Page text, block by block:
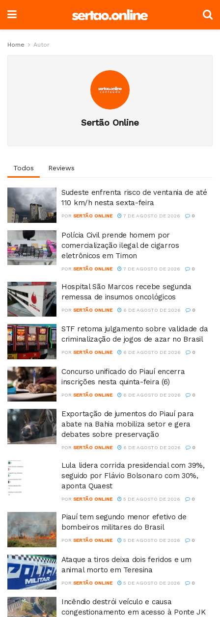
Home Autor
Sertão Online
Todos Reviews
Sudeste enfrenta risco de ventania de até
110 km/h nesta sexta-feira
POR SERTÃO ONLINE 7 DE AGOSTO DE 2026 0
Polícia Civil prende homem por
comercialização ilegal de cigarros
eletrônicos em Timon
POR SERTÃO ONLINE 7 DE AGOSTO DE 2026 0
Hospital São Marcos recebe segunda
remessa de insumos oncológicos
POR SERTÃO ONLINE 6 DE AGOSTO DE 2026 0
STF retoma julgamento sobre validade da
criminalização de jogos de azar no Brasil
POR SERTÃO ONLINE 6 DE AGOSTO DE 2026 0
Concurso unificado do Piauí encerra
inscrições nesta quinta-feira (6)
POR SERTÃO ONLINE 6 DE AGOSTO DE 2026 0
Exportação de jumentos do Piauí para
abate na Bahia mobiliza setor e gera
debates sobre preservação
POR SERTÃO ONLINE 6 DE AGOSTO DE 2026 0
Lula lidera corrida presidencial com 39%,
seguido por Flávio Bolsonaro com 30%,
aponta Quaest
POR SERTÃO ONLINE 5 DE AGOSTO DE 2026 0
Piauí tem segundo menor efetivo de
bombeiros militares do Brasil
POR SERTÃO ONLINE 5 DE AGOSTO DE 2026 0
Ataque a tiros deixa dois feridos e um
animal morto em Teresina
POR SERTÃO ONLINE 5 DE AGOSTO DE 2026 0
Incêndio destrói veículo e causa
congestionamento em acesso à Ponte JK